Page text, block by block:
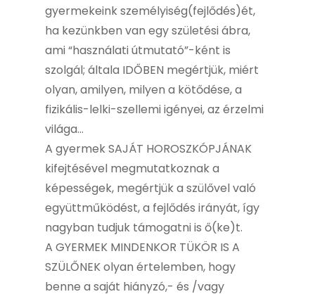
gyermekeink személyiség(fejlődés)ét,
ha kezünkben van egy születési ábra,
ami “használati útmutató”-ként is
szolgál; általa IDŐBEN megértjük, miért
olyan, amilyen, milyen a kötődése, a
fizikális-lelki-szellemi igényei, az érzelmi
világa…
A gyermek SAJÁT HOROSZKÓPJÁNAK
kifejtésével megmutatkoznak a
képességek, megértjük a szülővel való
együttműködést, a fejlődés irányát, így
nagyban tudjuk támogatni is ő(ke)t.
A GYERMEK MINDENKOR TÜKÖR IS A
SZÜLŐNEK olyan értelemben, hogy
benne a saját hiányzó,- és /vagy